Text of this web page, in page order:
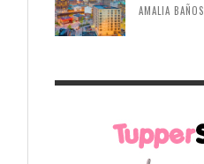
AMALIA BAÑOS